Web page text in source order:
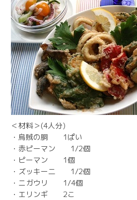
＜材料＞(4人分)
・烏賊の胴 1ぱい
・赤ピーマン 1/2個
・ピーマン 1個
・ズッキー二 1/2個
・ニガウリ 1/4個
・エリンギ 2こ